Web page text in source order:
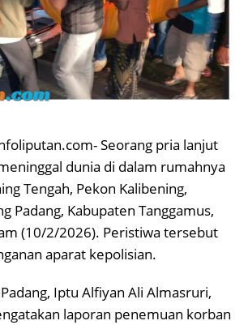
Seorang pria lanjut
dunia di dalam rumahnya
Tengah, Pekon Kalibening,
Padang, Kabupaten Tanggamus,
(10/2/2026). Peristiwa tersebut
aparat kepolisian.
Iptu Alfiyan Ali Almasruri,
laporan penemuan korban